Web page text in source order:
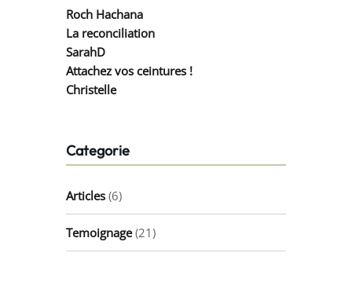
Roch Hachana
La reconciliation
SarahD
Attachez vos ceintures !
Christelle
Categorie
Articles (6)
Temoignage(21)